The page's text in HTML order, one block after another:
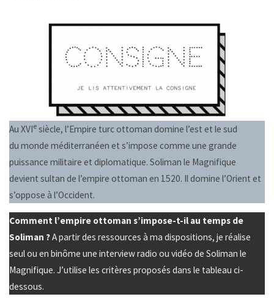
Au XVIe siècle, l’Empire turc ottoman domine l’est et le sud
du monde méditerranéen et s’impose comme une grande
puissance militaire et diplomatique. Soliman le Magnifique
devient sultan de l’empire ottoman en 1520. Il domine l’Orient et
s’oppose à l’Occident.
Comment l’empire ottoman s’impose-t-il au temps de
Soliman ?A partir des ressources à ma dispositions, je réalise
seul ou en binôme une interview radio ou vidéo de Soliman le
Magnifique. J’utilise les critères proposés dans le tableau ci-
dessous.